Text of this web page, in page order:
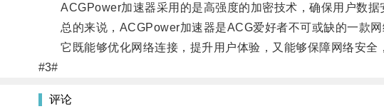
ACGPower加速器采用的是高强度的加密技术，确保用户数据
总的来说，ACGPower加速器是ACG爱好者不可或缺的一款网
它既能够优化网络连接，提升用户体验，又能够保障网络安全
#3#
评论